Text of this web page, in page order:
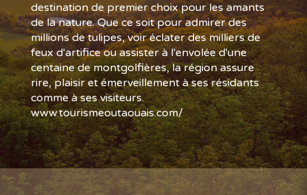
destination de premier choix pour les amants
de la nature. Que ce soit pour admirer des
millions de tulipes, voir éclater des milliers de
feux d'artifice ou assister à l'envolée d'une
centaine de montgolfières, la région assure
rire, plaisir et émerveillement à ses résidants
comme à ses visiteurs.
www.tourismeoutaouais.com/